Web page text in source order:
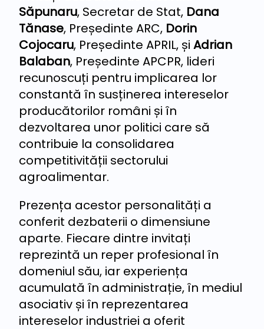
Săpunaru, Secretar de Stat, Dana
Tănase, Președinte ARC, Dorin
Cojocaru, Președinte APRIL, și Adrian
Balaban, Președinte APCPR, lideri
recunoscuți pentru implicarea lor
constantă în susținerea intereselor
producătorilor români și în
dezvoltarea unor politici care să
contribuie la consolidarea
competitivității sectorului
agroalimentar.
Prezența acestor personalități a
conferit dezbaterii o dimensiune
aparte. Fiecare dintre invitați
reprezintă un reper profesional în
domeniul său, iar experiența
acumulată în administrație, în mediul
asociativ și în reprezentarea
intereselor industriei a oferit